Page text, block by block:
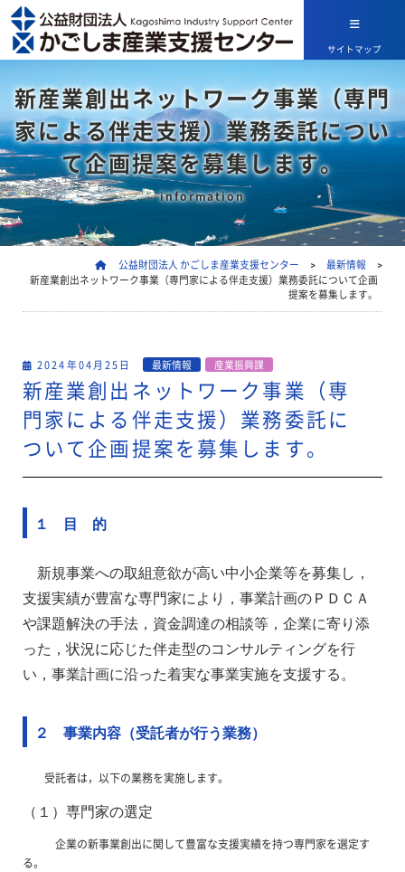
サイトマップ
新産業創出ネットワーク事業（専門
家による伴走支援）業務委託につい
て企画提案を募集します。
information
公益財団法人 かごしま産業支援センター > 最新情報
>
新産業創出ネットワーク事業（専門家による伴走支援）業務委託について企画
提案を募集します。
2024年04月25日 最新情報 産業振興課
新産業創出ネットワーク事業（専
門家による伴走支援）業務委託に
ついて企画提案を募集します。
１ 目 的
新規事業への取組意欲が高い中小企業等を募集し，
支援実績が豊富な専門家により，事業計画のＰＤＣＡ
や課題解決の手法，資金調達の相談等，企業に寄り添
った，状況に応じた伴走型のコンサルティングを行
い，事業計画に沿った着実な事業実施を支援する。
２ 事業内容（受託者が行う業務）
受託者は，以下の業務を実施します。
（１）専門家の選定
企業の新事業創出に関して豊富な支援実績を持つ専門家を選定す
る。